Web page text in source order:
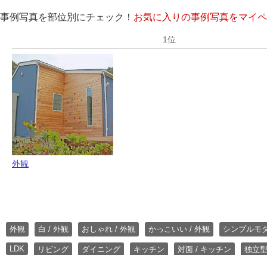
事例写真を部位別にチェック！ お気に入りの事例写真をマイ
外観
外観 白 / 外観 おしゃれ / 外観 かっこいい / 外観 シンプルモ
LDK リビング ダイニング キッチン 対面 / キッチン 独立